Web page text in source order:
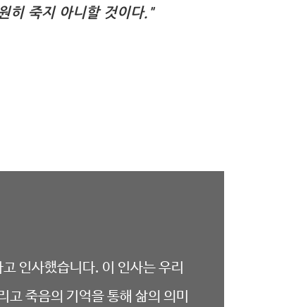
히 죽지 아니할 것이다."
고 인사했습니다. 이 인사는 우리
고 죽음의 기억을 통해 삶의 의미